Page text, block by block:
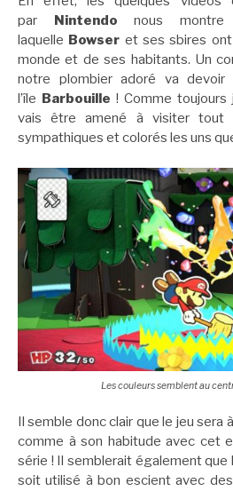
par Nintendo nous montre
laquelle Bowser et ses sbires
monde et de ses habitants. Un
notre plombier adoré va devoir
l’île Barbouille ! Comme
vais être amené à visiter tout
sympathiques et colorés les uns
Les couleurs semblent au
Il semble donc clair que le jeu sera
comme à son habitude avec cet
série ! Il semblerait également que
soit utilisé à bon escient avec